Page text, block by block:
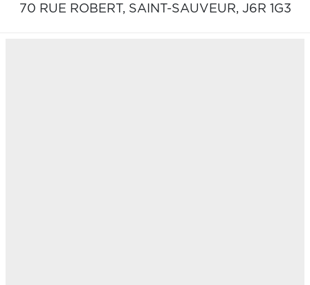
70 RUE ROBERT, SAINT-SAUVEUR, J6R 1G3